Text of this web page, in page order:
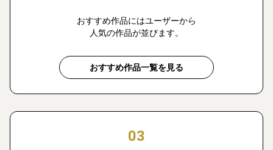
おすすめ作品にはユーザーから
人気の作品が並びます。
おすすめ作品一覧を見る
03